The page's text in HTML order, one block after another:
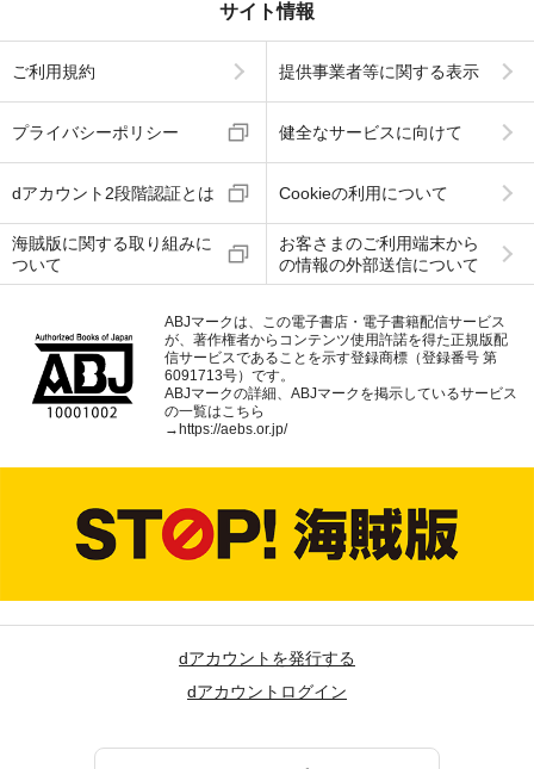
サイト情報
ご利用規約 提供事業者等に関する表示
プライバシーポリシー 健全なサービスに向けて
dアカウント2段階認証とは Cookieの利用について
海賊版に関する取り組みに
ついて
お客さまのご利用端末から
の情報の外部送信について
ABJマークは、この電子書店・電子書籍配信サービス
が、著作権者からコンテンツ使用許諾を得た正規版配
信サービスであることを示す登録商標（登録番号 第
6091713号）です。
ABJマークの詳細、ABJマークを掲示しているサービス
の一覧はこちら
→ https://aebs.or.jp/
dアカウントを発行する
dアカウントログイン